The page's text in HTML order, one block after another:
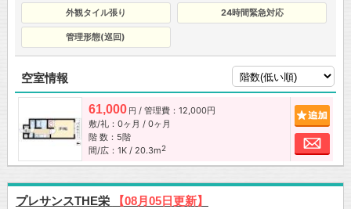
外観タイル張り 24時間緊急対応
管理形態(巡回)
空室情報
61,000 円 / 管理費：12,000円
敷/礼：0ヶ月 / 0ヶ月
階 数：5階
間/広：1K / 20.3m2
お
プレサンスTHE栄 【08月05日更新】